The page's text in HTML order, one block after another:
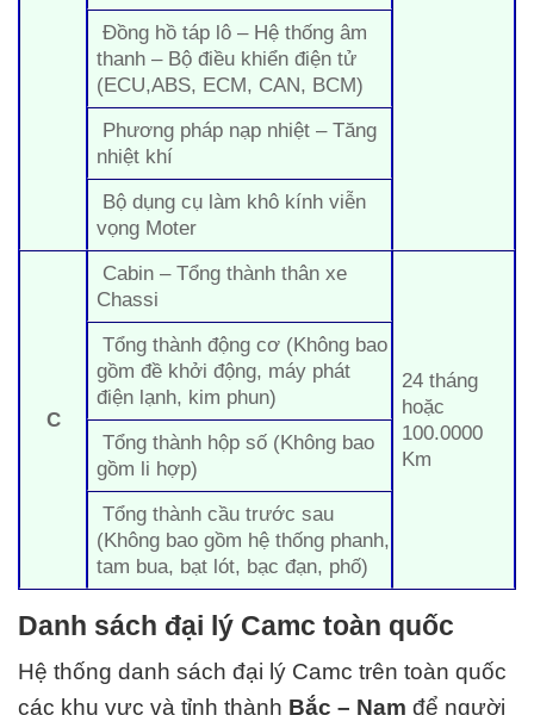
Đồng hồ táp lô – Hệ thống âm
thanh – Bộ điều khiển điện tử
(ECU,ABS, ECM, CAN, BCM)
Phương pháp nạp nhiệt – Tăng
nhiệt khí
Bộ dụng cụ làm khô kính viễn
vọng Moter
C
Cabin – Tổng thành thân xe
Chassi
24 tháng
hoặc
100.0000
Km
Tổng thành động cơ (Không bao
gồm đề khởi động, máy phát
điện lạnh, kim phun)
Tổng thành hộp số (Không bao
gồm li hợp)
Tổng thành cầu trước sau
(Không bao gồm hệ thống phanh,
tam bua, bạt lót, bạc đạn, phố)
Danh sách đại lý Camc toàn quốc
Hệ thống danh sách đại lý Camc trên toàn quốc
các khu vực và tỉnh thành Bắc – Nam để người